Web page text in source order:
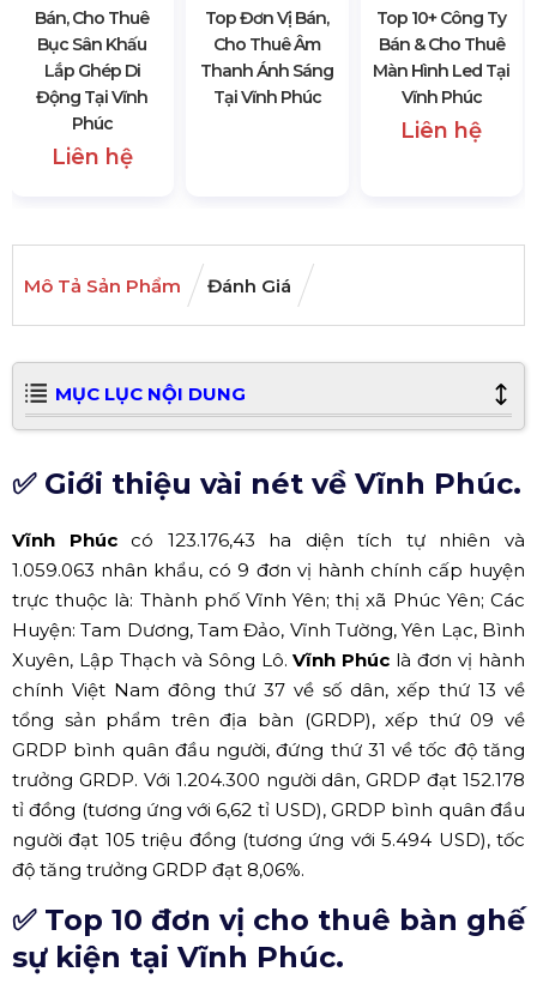
Bán, Cho Thuê
Bục Sân Khấu
Lắp Ghép Di
Động Tại Vĩnh
Phúc
Liên hệ
Top Đơn Vị Bán,
Cho Thuê Âm
Thanh Ánh Sáng
Tại Vĩnh Phúc
Top 10+ Công Ty
Bán & Cho Thuê
Màn Hình Led Tại
Vĩnh Phúc
Liên hệ
Mô Tả Sản Phẩm Đánh Giá
MỤC LỤC NỘI DUNG
✅ Giới thiệu vài nét về Vĩnh Phúc.
Vĩnh Phúc có 123.176,43 ha diện tích tự nhiên và
1.059.063 nhân khẩu, có 9 đơn vị hành chính cấp huyện
trực thuộc là: Thành phố Vĩnh Yên; thị xã Phúc Yên; Các
Huyện: Tam Dương, Tam Đảo, Vĩnh Tường, Yên Lạc, Bình
Xuyên, Lập Thạch và Sông Lô.Vĩnh Phúc là đơn vị hành
chính Việt Nam đông thứ 37 về số dân, xếp thứ 13 về
tổng sản phẩm trên địa bàn (GRDP), xếp thứ 09 về
GRDP bình quân đầu người, đứng thứ 31 về tốc độ tăng
trưởng GRDP. Với 1.204.300 người dân, GRDP đạt 152.178
tỉ đồng (tương ứng với 6,62 tỉ USD), GRDP bình quân đầu
người đạt 105 triệu đồng (tương ứng với 5.494 USD), tốc
độ tăng trưởng GRDP đạt 8,06%.
✅ Top 10 đơn vị cho thuê bàn ghế
sự kiện tại Vĩnh Phúc.